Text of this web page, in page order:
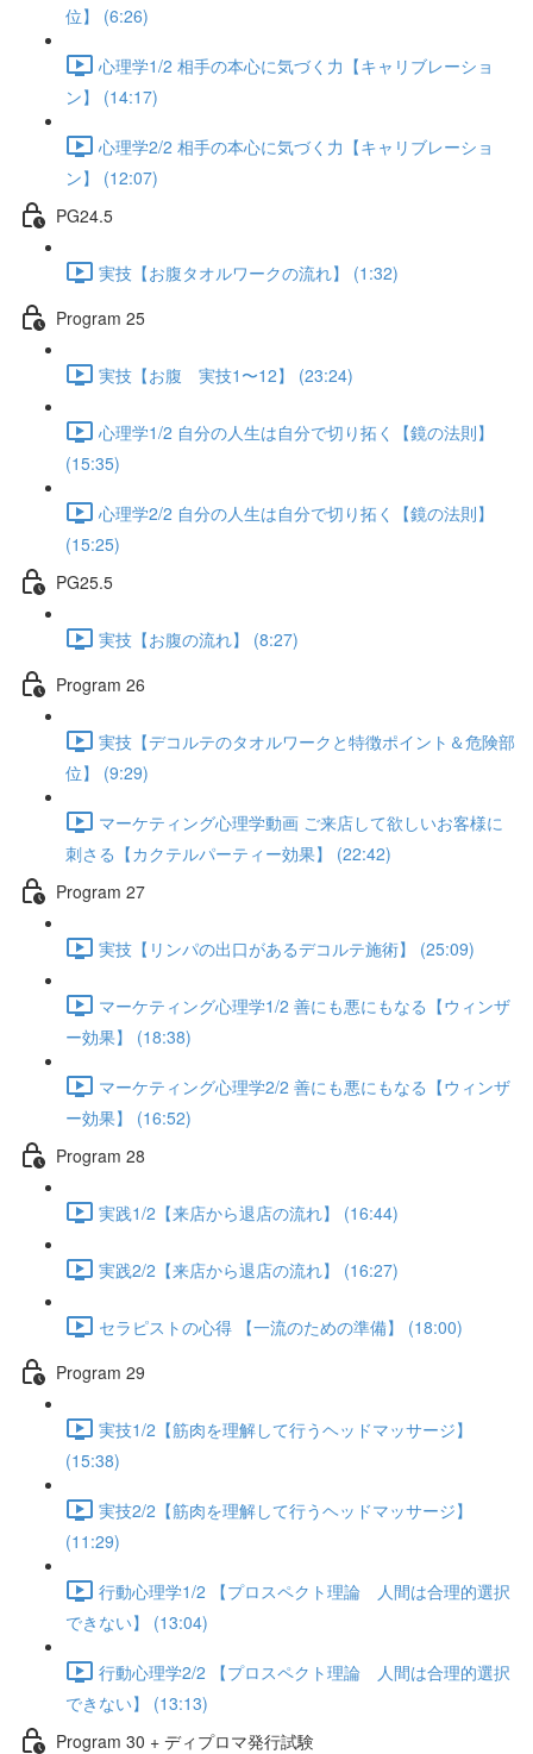
位】 (6:26)
心理学1/2 相手の本心に気づく力【キャリブレーショ
ン】 (14:17)
心理学2/2 相手の本心に気づく力【キャリブレーショ
ン】 (12:07)
PG24.5
実技【お腹タオルワークの流れ】 (1:32)
Program 25
実技【お腹 実技1〜12】 (23:24)
心理学1/2 自分の人生は自分で切り拓く【鏡の法則】
(15:35)
心理学2/2 自分の人生は自分で切り拓く【鏡の法則】
(15:25)
PG25.5
実技【お腹の流れ】 (8:27)
Program 26
実技【デコルテのタオルワークと特徴ポイント＆危険部
位】 (9:29)
マーケティング心理学動画 ご来店して欲しいお客様に
刺さる【カクテルパーティー効果】 (22:42)
Program 27
実技【リンパの出口があるデコルテ施術】 (25:09)
マーケティング心理学1/2 善にも悪にもなる【ウィンザ
ー効果】 (18:38)
マーケティング心理学2/2 善にも悪にもなる【ウィンザ
ー効果】 (16:52)
Program 28
実践1/2【来店から退店の流れ】 (16:44)
実践2/2【来店から退店の流れ】 (16:27)
セラピストの心得 【一流のための準備】 (18:00)
Program 29
実技1/2【筋肉を理解して行うヘッドマッサージ】
(15:38)
実技2/2【筋肉を理解して行うヘッドマッサージ】
(11:29)
行動心理学1/2 【プロスペクト理論 人間は合理的選択
できない】 (13:04)
行動心理学2/2 【プロスペクト理論 人間は合理的選択
できない】 (13:13)
Program 30 + ディプロマ発行試験